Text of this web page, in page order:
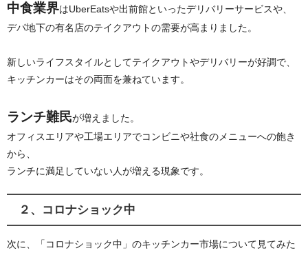
中食業界はUberEatsや出前館といったデリバリーサービスや、
デパ地下の有名店のテイクアウトの需要が高まりました。
新しいライフスタイルとしてテイクアウトやデリバリーが好調で、
キッチンカーはその両面を兼ねています。
ランチ難民が増えました。
オフィスエリアや工場エリアでコンビニや社食のメニューへの飽き
から、
ランチに満足していない人が増える現象です。
２、コロナショック中
次に、「コロナショック中」のキッチンカー市場について見てみた